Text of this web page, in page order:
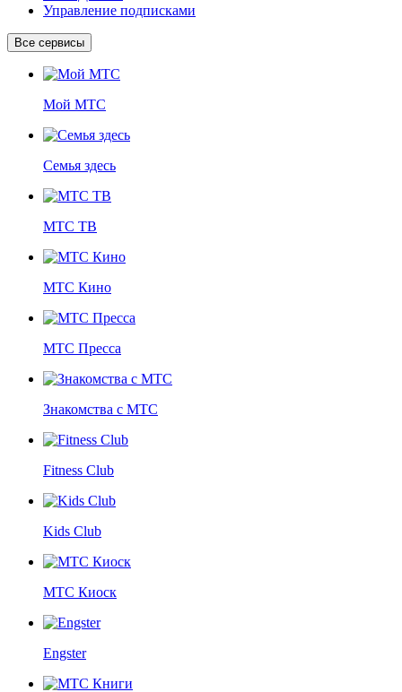
Управление подписками
Все сервисы
Мой МТС
Семья здесь
МТС ТВ
МТС Кино
МТС Пресса
Знакомства с МТС
Fitness Club
Kids Club
МТС Киоск
Engster